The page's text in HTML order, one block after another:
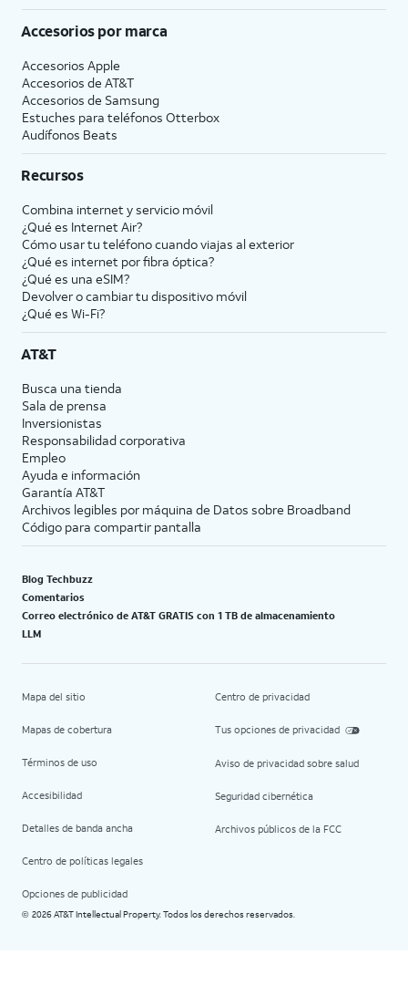
Accesorios por marca
Accesorios Apple
Accesorios de AT&T
Accesorios de Samsung
Estuches para teléfonos Otterbox
Audífonos Beats
Recursos
Combina internet y servicio móvil
¿Qué es Internet Air?
Cómo usar tu teléfono cuando viajas al exterior
¿Qué es internet por fibra óptica?
¿Qué es una eSIM?
Devolver o cambiar tu dispositivo móvil
¿Qué es Wi-Fi?
AT&T
Busca una tienda
Sala de prensa
Inversionistas
Responsabilidad corporativa
Empleo
Ayuda e información
Garantía AT&T
Archivos legibles por máquina de Datos sobre Broadband
Código para compartir pantalla
Blog Techbuzz
Comentarios
Correo electrónico de AT&T GRATIS con 1 TB de almacenamiento
LLM
Mapa del sitio
Mapas de cobertura
Términos de uso
Accesibilidad
Detalles de banda ancha
Centro de políticas legales
Opciones de publicidad
Centro de privacidad
Tus opciones de privacidad
Aviso de privacidad sobre salud
Seguridad cibernética
Archivos públicos de la FCC
© 2026 AT&T Intellectual Property. Todos los derechos reservados.